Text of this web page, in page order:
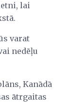
lai
varat
nedēļu
Kanādā
ātrgaitas